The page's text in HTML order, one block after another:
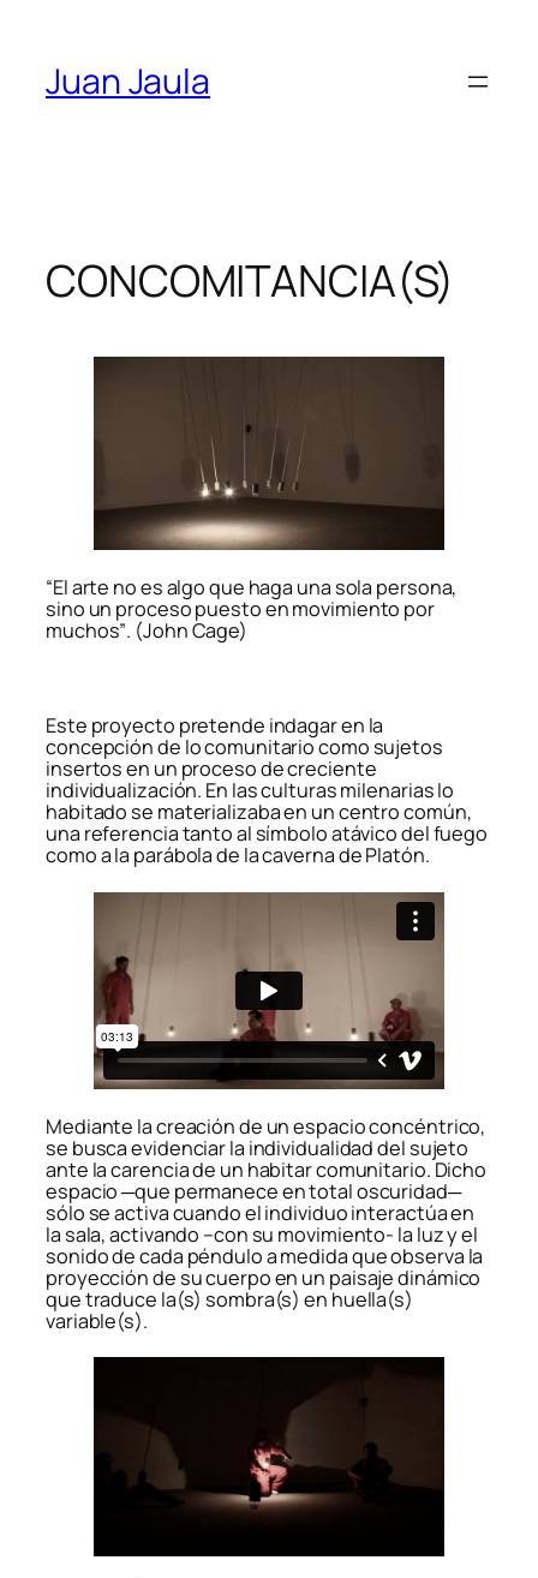
content
Juan Jaula
CONCOMITANCIA(S)
“El arte no es algo que haga una sola persona,
sino un proceso puesto en movimiento por
muchos”. (John Cage)
Este proyecto pretende indagar en la
concepción de lo comunitario como sujetos
insertos en un proceso de creciente
individualización. En las culturas milenarias lo
habitado se materializaba en un centro común,
una referencia tanto al símbolo atávico del fuego
como a la parábola de la caverna de Platón.
Mediante la creación de un espacio concéntrico,
se busca evidenciar la individualidad del sujeto
ante la carencia de un habitar comunitario. Dicho
espacio ─que permanece en total oscuridad─
sólo se activa cuando el individuo interactúa en
la sala, activando –con su movimiento- la luz y el
sonido de cada péndulo a medida que observa la
proyección de su cuerpo en un paisaje dinámico
que traduce la(s) sombra(s) en huella(s)
variable(s).